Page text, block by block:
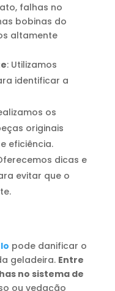
falhas no
bobinas do
altamente
: Utilizamos
identificar a
os
originais
eficiência.
dicas e
evitar que o
pode danificar o
geladeira. Entre
no sistema de
ou vedação